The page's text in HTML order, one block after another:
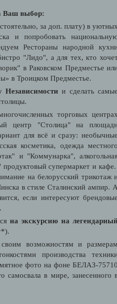
Ваш выбор:
за доп. плату) в
и попробовать
Рестораны народной
"Лидо", а для тех, кто
в Раковском Предместье
в Троицком Предместье.
Независимости и сделать
торговых
центр "Столица" на
для всё и сразу:
косметика, одежда
и "Коммунарка",
супермаркет и
на белорусский трикотаж
в стиле Сталинский ампир.
если интересуют
на экскурсию на
возможностям и
производства
фото на фоне БЕЛАЗ-
самосвала в мире, занесенного